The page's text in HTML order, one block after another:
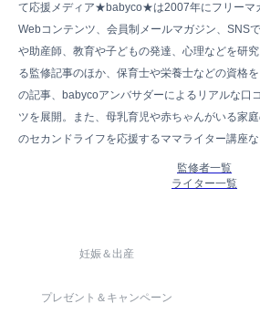
て応援メディア★babyco★は2007年にフリーマ
Webコンテンツ、会員制メールマガジン、SNS
や助産師、教育や子どもの発達、心理などを研
る監修記事のほか、保育士や栄養士などの資格
の記事、babycoアンバサダーによるリアルな口
ツを展開。また、母乳育児や赤ちゃんがいる家
のセカンドライフを応援するママライター講座な
監修者一覧
ライター一覧
妊娠＆出産
プレゼント＆キャンペーン